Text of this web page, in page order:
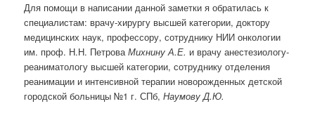
Для помощи в написании данной заметки я обратилась к
специалистам: врачу-хирургу высшей категории, доктору
медицинских наук, профессору, сотруднику НИИ онкологии
им. проф. Н.Н. ПетроваМихнину А.Е. и врачу анестезиологу-
реаниматологу высшей категории, сотруднику отделения
реанимации и интенсивной терапии новорожденных детской
городской больницы №1 г. СПб,Наумову Д.Ю.